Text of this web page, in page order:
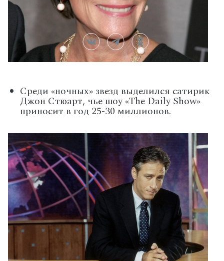
Среди «ночных» звезд выделился сатирик
Джон Стюарт, чье шоу «The Daily Show»
приносит в год 25-30 миллионов.